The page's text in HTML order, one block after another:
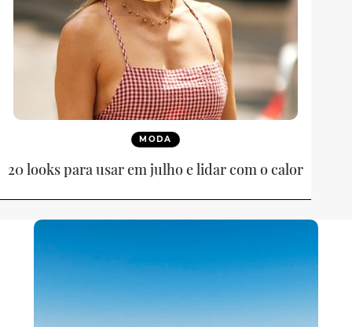
MODA
20 looks para usar em julho e lidar com o calor